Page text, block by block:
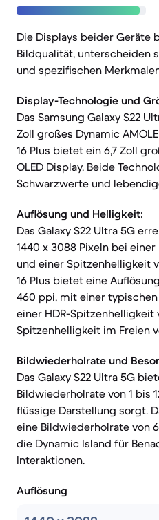
Die Displays beider Geräte
Bildqualität, unterscheiden
und spezifischen
Display-Technologie und
Das Samsung Galaxy S22
Zoll großes Dynamic
16 Plus bietet ein 6,7 Zoll
OLED Display. Beide
Schwarzwerte und
Auflösung und Helligkeit:
Das Galaxy S22 Ultra 5G
1440 x 3088 Pixeln bei
und einer Spitzenhelligkeit
16 Plus bietet eine
460 ppi, mit einer
einer HDR-Spitzenhelligkeit
Spitzenhelligkeit im Freien
Bildwiederholrate und
Das Galaxy S22 Ultra 5G
Bildwiederholrate von 1 bis
flüssige Darstellung sorgt.
eine Bildwiederholrate von
die Dynamic Island für
Interaktionen.
Auflösung